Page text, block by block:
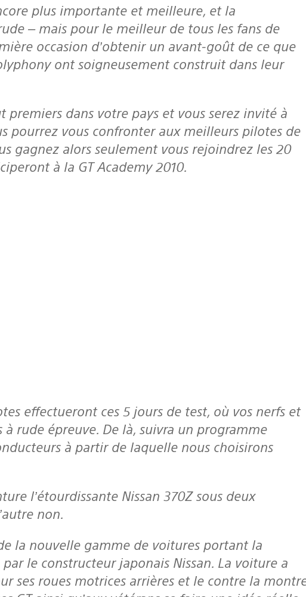
plus importante et meilleure, et la
– mais pour le meilleur de tous les fans de
occasion d’obtenir un avant-goût de ce que
ont soigneusement construit dans leur
pourrez vous confronter aux meilleurs pilotes de
gagnez alors seulement vous rejoindrez les 20
à la GT Academy 2010.
à rude épreuve. De là, suivra un programme
à partir de laquelle nous choisirons
non.
le constructeur japonais Nissan. La voiture a
ses roues motrices arrières et le contre la